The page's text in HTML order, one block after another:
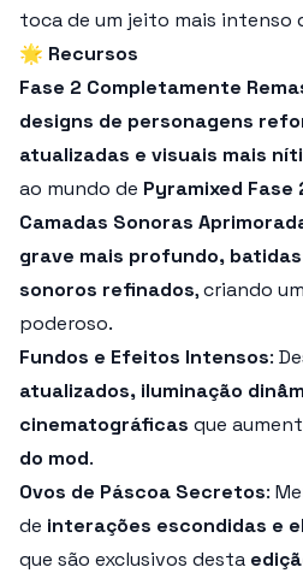
toca de um jeito mais intenso
🌟 Recursos
Fase 2 Completamente
designs de personagens
atualizadas e visuais mais
ao mundo de Pyramixed Fase
Camadas Sonoras
grave mais profundo,
sonoros refinados, criando
poderoso.
Fundos e Efeitos Intensos:
atualizados, iluminação
cinematográficas que
do mod.
Ovos de Páscoa Secretos:
de interações escondidas e
que são exclusivos desta